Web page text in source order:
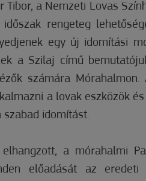
Tibor, a Nemzeti Lovas
rengeteg
egy új idomítási
a Szilaj című
számára Mórahalmon.
a lovak eszközök
idomítást.
a mórahalmi
előadását az eredeti